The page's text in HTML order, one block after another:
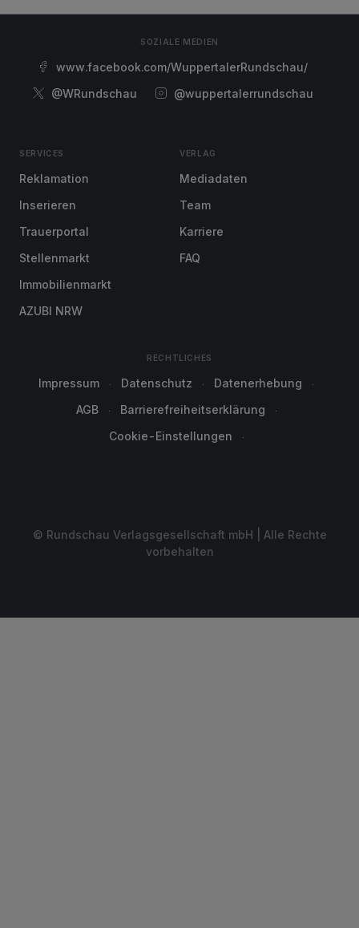
SOZIALE MEDIEN
www.facebook.com/WuppertalerRundschau/
@WRundschau
@wuppertalerrundschau
SERVICES
Reklamation
Inserieren
Trauerportal
Stellenmarkt
Immobilienmarkt
AZUBI NRW
VERLAG
Mediadaten
Team
Karriere
FAQ
RECHTLICHES
Impressum Datenschutz
Datenerhebung
AGB
Barrierefreiheitserklärung
Cookie-Einstellungen
© Rundschau Verlagsgesellschaft mbH | Alle Rechte
vorbehalten